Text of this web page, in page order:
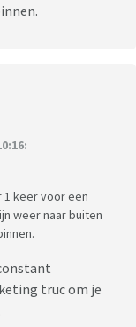
1 keer voor een
weer naar buiten
truc om je